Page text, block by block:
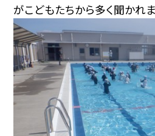
がこどもたちから多く聞かれま